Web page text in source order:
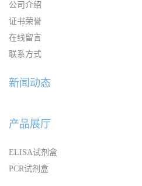
公司介绍
证书荣誉
在线留言
联系方式
新闻动态
产品展厅
ELISA试剂盒
PCR试剂盒